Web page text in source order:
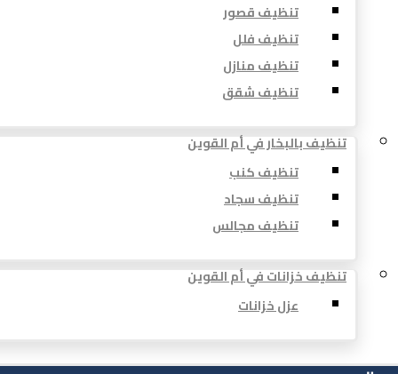
تنظيف قصور
تنظيف فلل
تنظيف منازل
تنظيف شقق
تنظيف بالبخار في أم القوين
تنظيف كنب
تنظيف سجاد
تنظيف مجالس
تنظيف خزانات في أم القوين
عزل خزانات